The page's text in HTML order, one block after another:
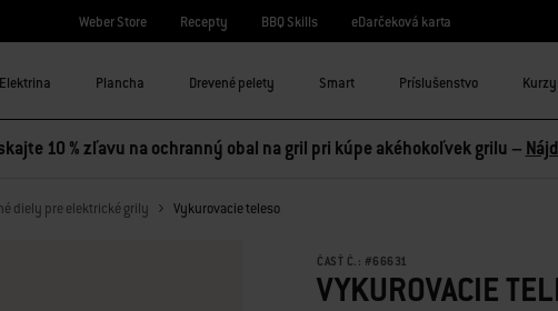
Weber Store Recepty BBQ Skills eDarčeková karta
Elektrina Plancha Drevené pelety Smart Príslušenstvo
10 % zľavu na ochranný obal na gril pri kúpe akéhokoľvek grilu –
diely pre elektrické grily Vykurovacie teleso
ČASŤ Č.: #66631
VYKUROVACIE